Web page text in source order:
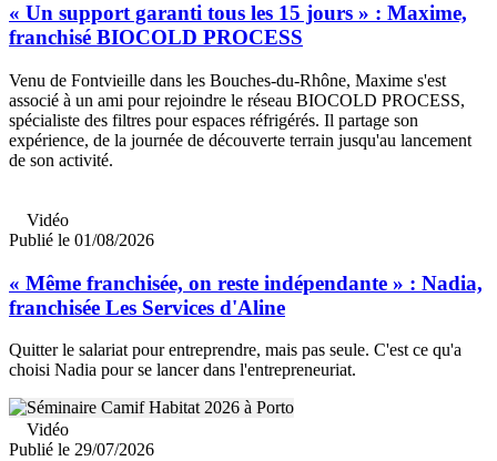
« Un support garanti tous les 15 jours » : Maxime,
franchisé BIOCOLD PROCESS
Venu de Fontvieille dans les Bouches-du-Rhône, Maxime s'est
associé à un ami pour rejoindre le réseau BIOCOLD PROCESS,
spécialiste des filtres pour espaces réfrigérés. Il partage son
expérience, de la journée de découverte terrain jusqu'au lancement
de son activité.
Vidéo
Publié le 01/08/2026
« Même franchisée, on reste indépendante » : Nadia,
franchisée Les Services d'Aline
Quitter le salariat pour entreprendre, mais pas seule. C'est ce qu'a
choisi Nadia pour se lancer dans l'entrepreneuriat.
Vidéo
Publié le 29/07/2026